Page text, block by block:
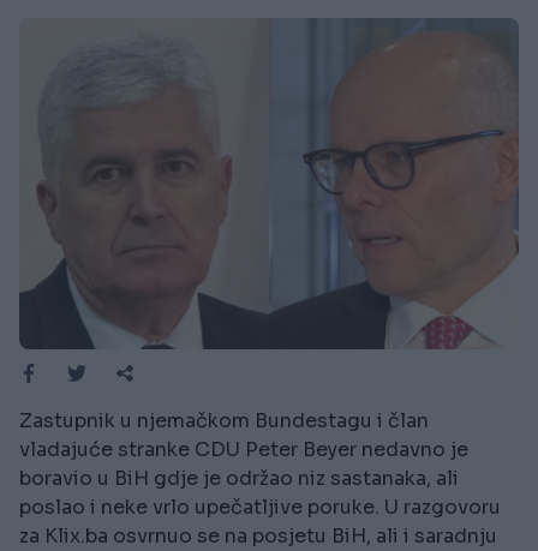
Zastupnik u njemačkom Bundestagu i član
vladajuće stranke CDU Peter Beyer nedavno je
boravio u BiH gdje je održao niz sastanaka, ali
poslao i neke vrlo upečatljive poruke. U razgovoru
za Klix.ba osvrnuo se na posjetu BiH, ali i saradnju